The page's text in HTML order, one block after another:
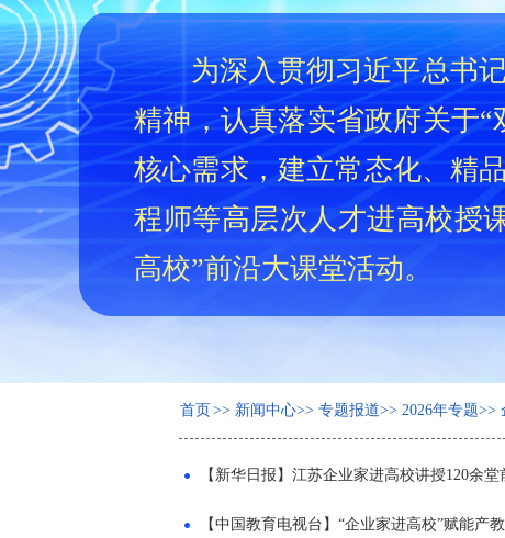
为深入贯彻习近平总书
精神，认真落实省政府关于“
核心需求，建立常态化、精
程师等高层次人才进高校授
高校”前沿大课堂活动。
首页 >> 新闻中心>> 专题报道>> 2026年专题>>
【新华日报】江苏企业家进高校讲授120余
【中国教育电视台】“企业家进高校”赋能产